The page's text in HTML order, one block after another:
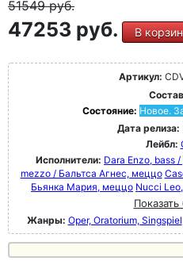
51549руб.
47253 руб. В
Артикул:
Состояние: Новое.
Дата релиза:
Лейбл:
Исполнители: Dara Enzo, bass
mezzo / Бальтса Агнес, меццо
Бьянка Мария, меццо Nucci
Жанры: Oper, Oratorium, Singspiel